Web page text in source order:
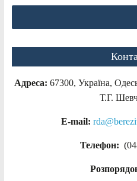
Адреса: 67300, Україна,
Т.Г.
E-mail:
Телефон: